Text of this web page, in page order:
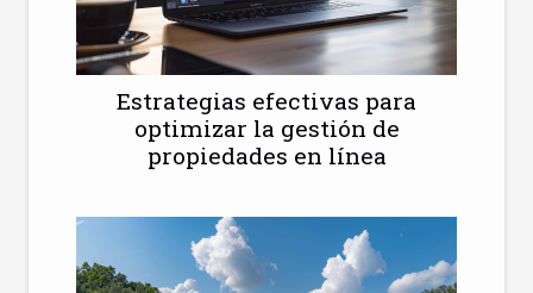
Estrategias efectivas para
optimizar la gestión de
propiedades en línea